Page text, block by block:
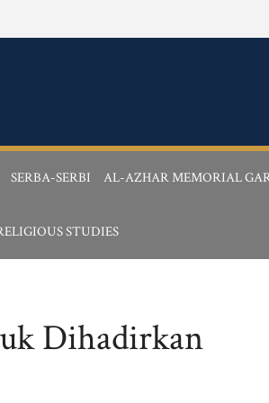
SERBA-SERBI AL-AZHAR MEMORIAL
STUDIES
Dihadirkan